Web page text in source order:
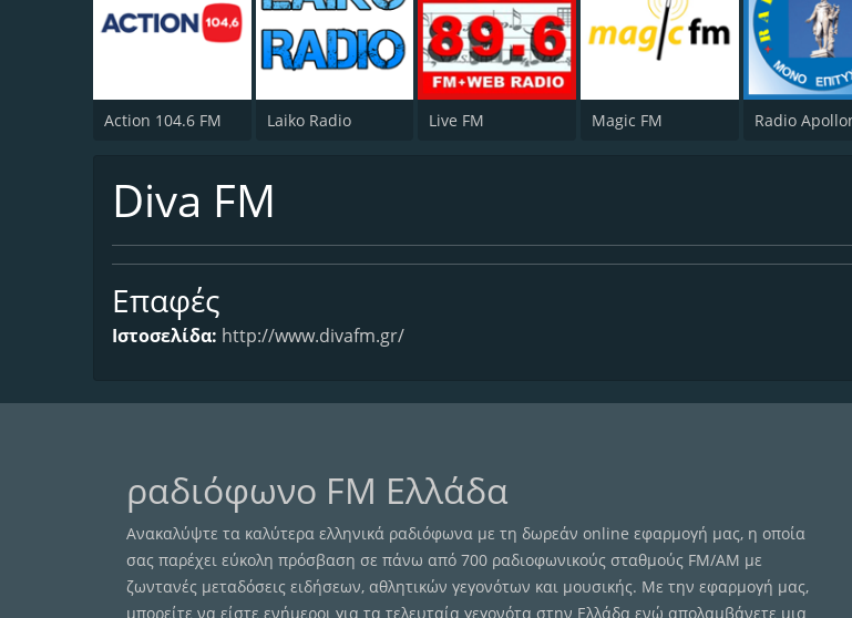
Action 104.6 FM Laiko Radio Live FM Magic FM
Diva FM
Επαφές
Ιστοσελίδα: http://www.divafm.gr/
ραδιόφωνο FM Ελλάδα
Ανακαλύψτε τα καλύτερα ελληνικά ραδιόφωνα με τη δωρεάν online εφαρμογή μας, η οποία
σας παρέχει εύκολη πρόσβαση σε πάνω από 700 ραδιοφωνικούς σταθμούς FM/AM με
ζωντανές μεταδόσεις ειδήσεων, αθλητικών γεγονότων και μουσικής. Με την εφαρμογή μας,
μπορείτε να είστε ενήμεροι για τα τελευταία γεγονότα στην Ελλάδα ενώ απολαμβάνετε μια